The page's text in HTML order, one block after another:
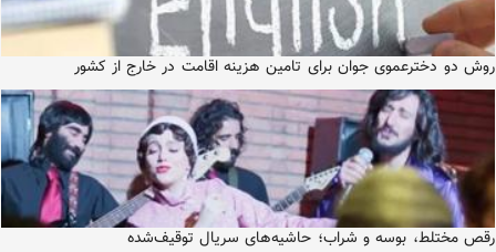
روش دو دخترعموی جوان برای تامین هزینه اقامت در خارج از کشور
رقص مختلط، بوسه و شراب؛ حاشیه‌های سریال توقیف‌شده